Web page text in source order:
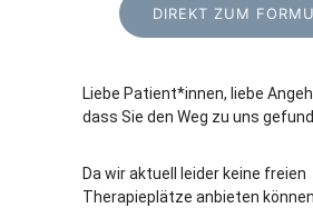
DIREKT ZUM
Liebe Patient*innen, liebe
dass Sie den Weg zu uns
Da wir aktuell leider keine freien
Therapieplätze anbieten